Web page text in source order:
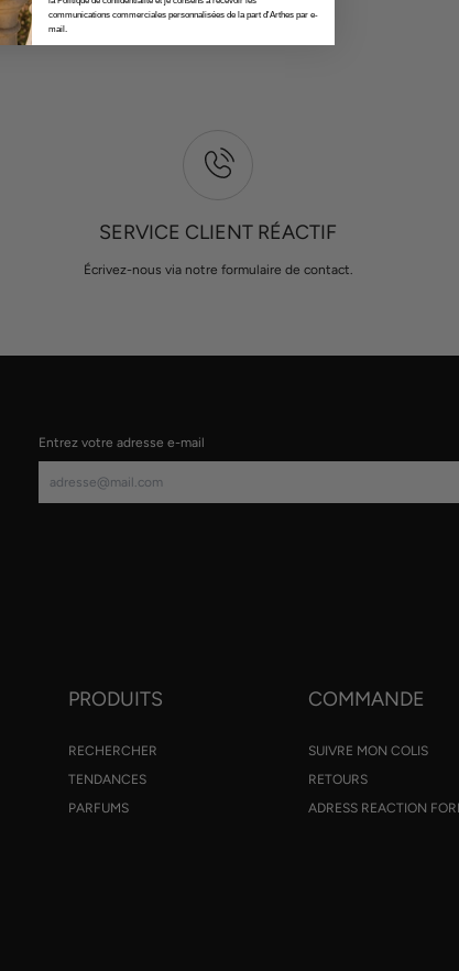
SERVICE CLIENT RÉACTIF
Écrivez-nous via notre formulaire de contact.
Entrez votre adresse e-mail
PRODUITS
RECHERCHER
TENDANCES
PARFUMS
COMMANDE
SUIVRE MON COLIS
RETOURS
ADRESS REACTION
communications commerciales personnalisées de la part d'Arthes par e-
mail.